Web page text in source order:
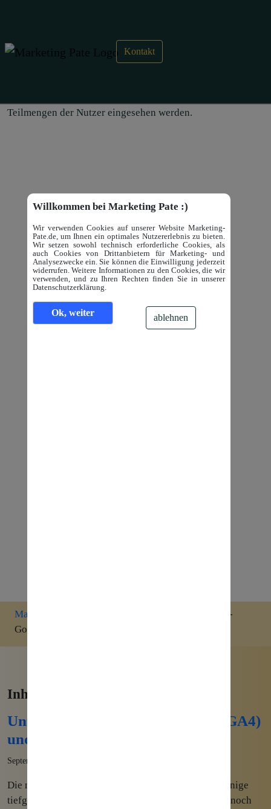
Willkommen bei Marketing Pate :)
Wir verwenden Cookies auf unserer Website Marketing-
Pate.de, um Ihnen ein optimales Nutzererlebnis zu bieten.
Wir setzen sowohl technisch erforderliche Cookies, als
auch Cookies von Drittanbietern für Marketing- und
Analysezwecke ein. Sie können die Einwilligung jederzeit
widerrufen. Weitere Informationen zu den Cookies, die wir
verwenden, und zu Ihren Rechten finden Sie in unserer
Datenschutzerklärung.
Ok, weiter ablehnen
Kontakt
Segmente – Google Analytics 4
Teilmengen der Nutzer eingesehen werden.
Marketing
Segmente -
Google Analytics 4
Inhalte zum Thema:
Unterschiede Google Analytics 4 (GA4)
und Universal Analytics
September 14th, 2022
Die neue Version von Googles Analysetool bringt einige
tiefgreifende Änderungen im Vergleich zum derzeit noch